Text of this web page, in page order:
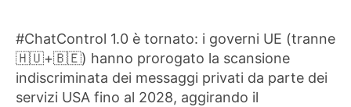
#ChatControl 1.0 è tornato: i governi UE (tranne
🇭🇺+🇧🇪) hanno prorogato la scansione
indiscriminata dei messaggi privati da parte dei
servizi USA fino al 2028, aggirando il